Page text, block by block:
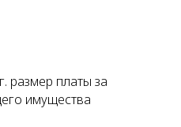
размер платы за
имущества